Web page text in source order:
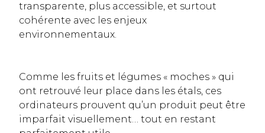
transparente, plus accessible, et surtout
cohérente avec les enjeux
environnementaux.
Comme les fruits et légumes « moches » qui
ont retrouvé leur place dans les étals, ces
ordinateurs prouvent qu’un produit peut être
imparfait visuellement… tout en restant